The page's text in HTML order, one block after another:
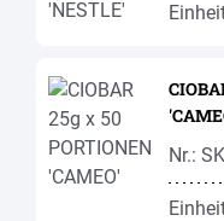
Nr.: